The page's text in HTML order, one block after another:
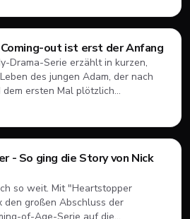
out ist erst der Anfang
Drama-Serie erzählt in kurzen,
des jungen Adam, der nach
dem ersten Mal plötzlich
Freundschaft und Familie
- So ging die Story von Nick
so weit. Mit "Heartstopper
großen Abschluss der